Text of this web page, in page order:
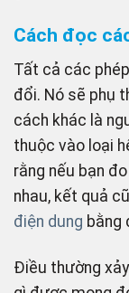
Cách đọc
Tất cả các
đổi. Nó sẽ phụ
cách khác là
thuộc vào loại
rằng nếu bạn
nhau, kết quả
điện dung bằng
Điều thường